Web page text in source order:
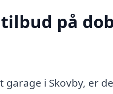
på
i Skovby, er